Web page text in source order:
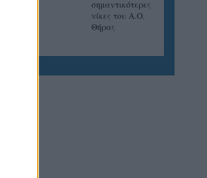
σημαντικότερες
νίκες του Α.Ο.
Θήρας